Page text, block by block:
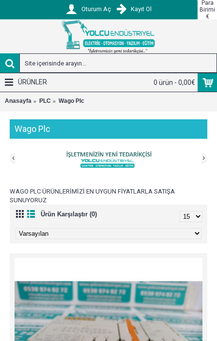
Para
Birimi
€
Oturum Aç Kayıt Ol
0 ürün - 0,00€
ÜRÜNLER
Anasayfa PLC Wago Plc
Wago Plc
WAGO PLC ÜRÜNLERİMİZİ EN UYGUN FİYATLARLA SATIŞA
SUNUYORUZ
Ürün Karşılaştır (0)